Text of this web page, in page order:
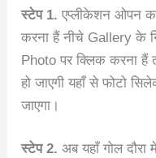
स्टेप 1. एप्लीकेशन ओपन
करना हैं नीचे Gallery के
Photo पर क्लिक करना
हो जाएगी यहाँ से फोटो
जाएगा।
स्टेप 2. अब यहाँ गोल